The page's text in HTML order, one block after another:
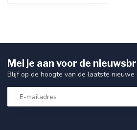
Mel je aan voor de
Blijf op de hoogte van de laatste nieuwe